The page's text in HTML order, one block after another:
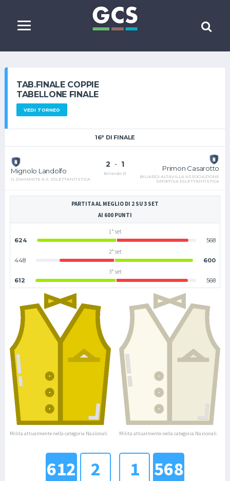
TAB.FINALE COPPIE
TABELLONE FINALE
VEDI TORNEO
16° DI FINALE
Mignolo Landolfo
IL DIAMANTE A.S. DILETTANTISTICA
2 - 1
Biliardo 21
Primon Casarotto
BILIARDI ALTAVILLA ASSOCIAZIONE
SPORTIVA DILETTANTISTICA
PARTITA AL MEGLIO DI 2 SU 3 SET
AI 600 PUNTI
1° set
624
568
2° set
448
600
3° set
612
568
Milita attualmente nella categoria Nazionali. Milita attualmente nella categoria Nazionali.
2
612 1 568